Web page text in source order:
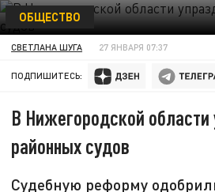
ОБЩЕСТВО
СВЕТЛАНА ШУГА 27 ЯНВАРЯ 07:37
ПОДПИШИТЕСЬ:
В Нижегородской области
районных судов
Судебную реформу